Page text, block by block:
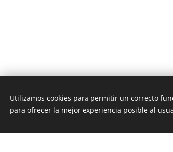
Unione Superiori Generali - Via dei
Utilizamos cookies para permitir un correcto
para ofrecer la mejor experiencia posible al